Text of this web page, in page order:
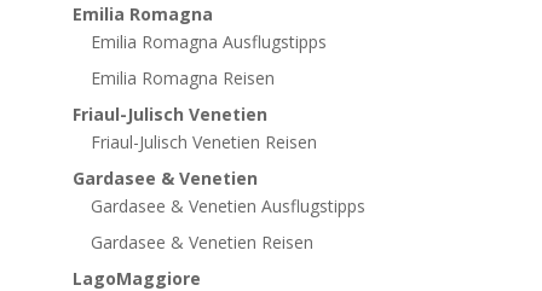
Emilia Romagna
Emilia Romagna Ausflugstipps
Emilia Romagna Reisen
Friaul-Julisch Venetien
Friaul-Julisch Venetien Reisen
Gardasee & Venetien
Gardasee & Venetien Ausflugstipps
Gardasee & Venetien Reisen
LagoMaggiore